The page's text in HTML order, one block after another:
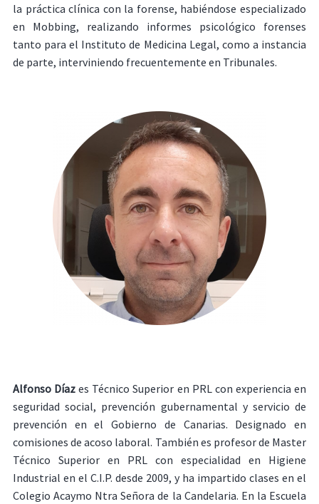
la práctica clínica con la forense, habiéndose especializado
en Mobbing, realizando informes psicológico forenses
tanto para el Instituto de Medicina Legal, como a instancia
de parte, interviniendo frecuentemente en Tribunales.
Alfonso Díaz es Técnico Superior en PRL con experiencia en
seguridad social, prevención gubernamental y servicio de
prevención en el Gobierno de Canarias. Designado en
comisiones de acoso laboral. También es profesor de Master
Técnico Superior en PRL con especialidad en Higiene
Industrial en el C.I.P. desde 2009, y ha impartido clases en el
Colegio Acaymo Ntra Señora de la Candelaria. En la Escuela